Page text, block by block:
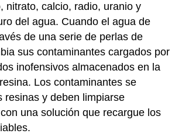
nitrato, calcio, radio, uranio y
del agua. Cuando el agua de
de una serie de perlas de
sus contaminantes cargados por
inofensivos almacenados en la
Los contaminantes se
resinas y deben limpiarse
una solución que recargue los